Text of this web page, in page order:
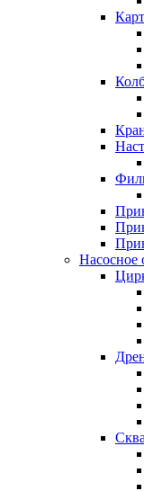
Насосное